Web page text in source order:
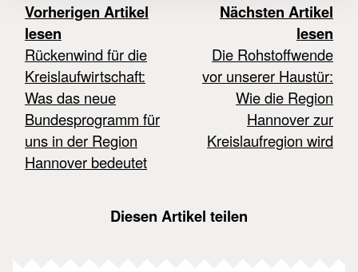
Vorherigen Artikel
lesen
Rückenwind für die
Kreislaufwirtschaft:
Was das neue
Bundesprogramm für
uns in der Region
Hannover bedeutet
Nächsten Artikel
lesen
Die Rohstoffwende
vor unserer Haustür:
Wie die Region
Hannover zur
Kreislaufregion wird
Diesen Artikel teilen